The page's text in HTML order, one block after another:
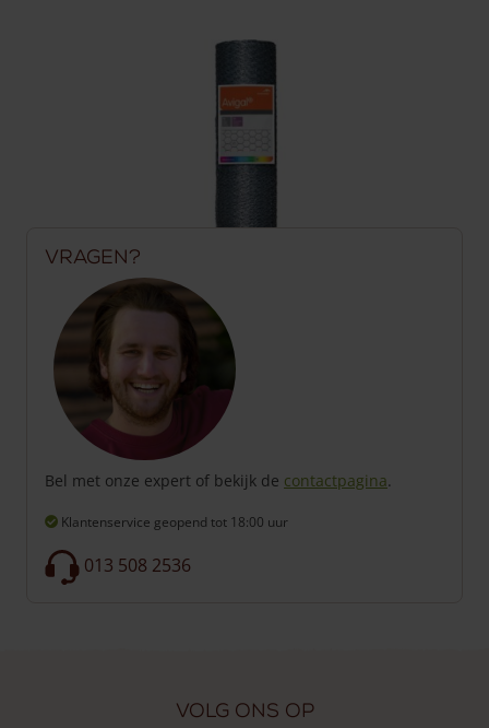
Vragen?
Bel met onze expert of bekijk de contactpagina.
Klantenservice geopend tot 18:00 uur
013 508 2536
Volg ons op